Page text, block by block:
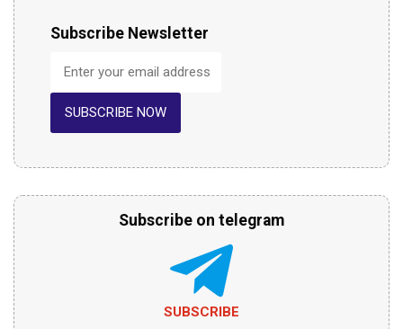
Subscribe Newsletter
SUBSCRIBE NOW
Subscribe on telegram
SUBSCRIBE